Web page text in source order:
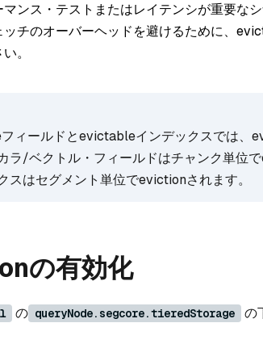
マンス・テストまたはレイテンシが重要な
ッチのオーバーヘッドを避けるために、
。
ィールドとevictableインデックスでは、
ラ/ベクトル・フィールドはチャンク単位
スはセグメント単位でevictionされます。
の有効化
の queryNode.segcore.tieredStorage の